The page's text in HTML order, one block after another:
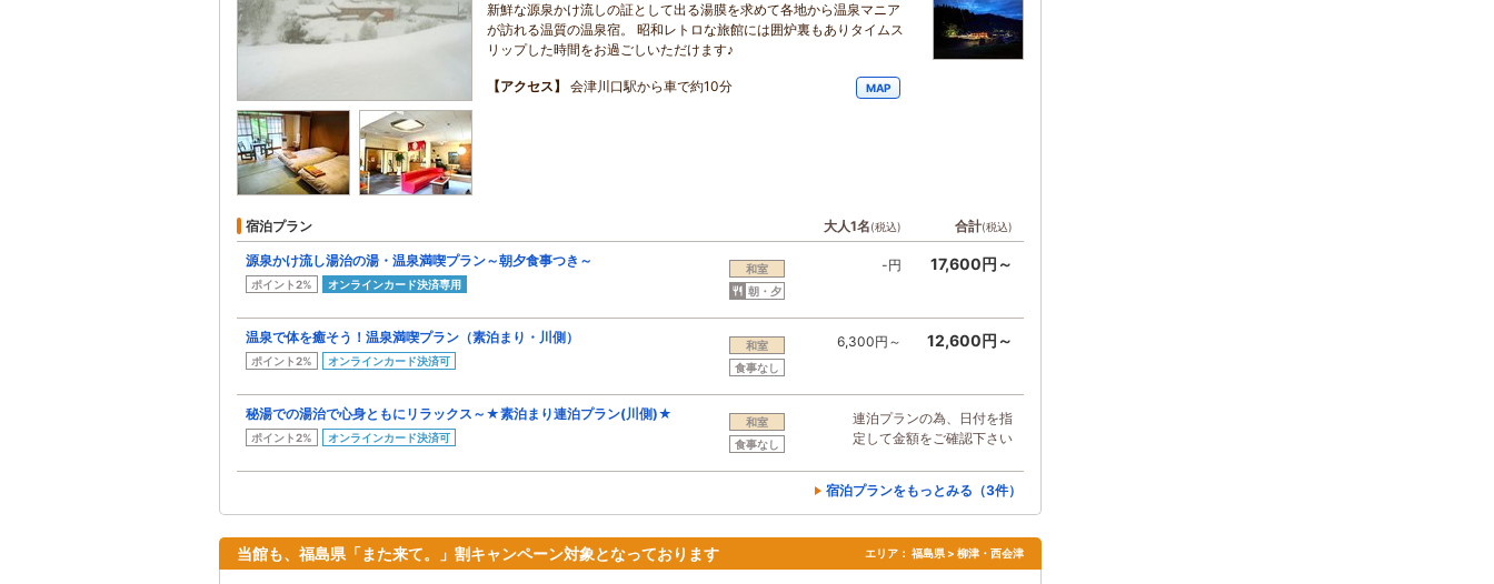
新鮮な源泉かけ流しの証として出る湯膜を求めて各地から温泉マニア
が訪れる温質の温泉宿。 昭和レトロな旅館には囲炉裏もありタイムス
リップした時間をお過ごしいただけます♪
【アクセス】 会津川口駅から車で約10分 MAP
宿泊プラン 大人1名(税込) 合計(税込)
源泉かけ流し湯治の湯・温泉満喫プラン～朝夕食事つき～
ポイント2% オンラインカード決済専用
和室
朝・夕
-円 17,600円～
温泉で体を癒そう！温泉満喫プラン（素泊まり・川側）
ポイント2% オンラインカード決済可
和室
食事なし
6,300円～ 12,600円～
秘湯での湯治で心身ともにリラックス～★素泊まり連泊プラン(川側)★
ポイント2% オンラインカード決済可
和室
食事なし
連泊プランの為、日付を指
定して金額をご確認下さい
宿泊プランをもっとみる（3件）
当館も、福島県「また来て。」割キャンペーン対象となっております エリア： 福島県 > 柳津・西会津